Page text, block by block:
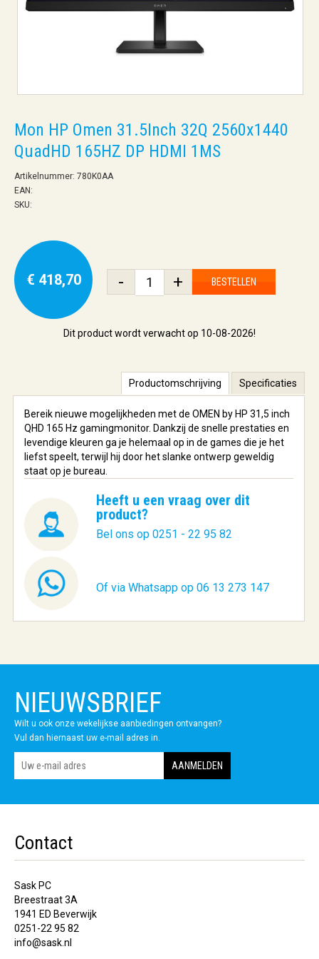
Mon HP Omen 31.5Inch 32Q 2560x1440
QuadHD 165HZ DP HDMI 1MS
Artikelnummer: 780K0AA
EAN:
SKU:
€ 418,70 - + BESTELLEN
Dit product wordt verwacht op 10-08-2026!
Productomschrijving Specificaties
Bereik nieuwe mogelijkheden met de OMEN by HP 31,5 inch
QHD 165 Hz gamingmonitor. Dankzij de snelle prestaties en
levendige kleuren ga je helemaal op in de games die je het
liefst speelt, terwijl hij door het slanke ontwerp geweldig
staat op je bureau.
Heeft u een vraag over dit
product?
Bel ons op 0251 - 22 95 82
Of via Whatsapp op 06 13 273 147
NIEUWSBRIEF
Wilt u ook onze wekelijkse aanbiedingen ontvangen?
Vul dan hiernaast uw e-mail adres in.
Contact
Sask PC
Breestraat 3A
1941 ED Beverwijk
0251-22 95 82
info@sask.nl